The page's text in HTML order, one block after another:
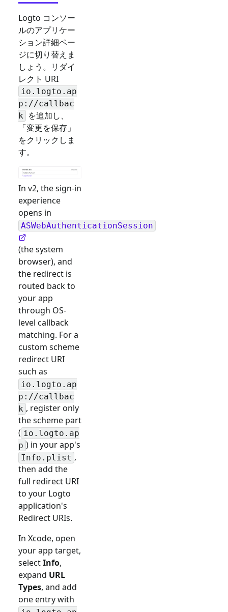
Logto コンソー
ルのアプリケー
ション詳細ペー
ジに切り替えま
しょう。リダイ
レクト URI
io.logto.ap
p://callbac
k を追加し、
「変更を保存」
をクリックしま
す。
In v2, the sign-in
experience
opens in
ASWebAuthenticationSession
(the system
browser), and
the redirect is
routed back to
your app
through OS-
level callback
matching. For a
custom scheme
redirect URI
such as
io.logto.ap
p://callbac
k , register only
the scheme part
( io.logto.ap
p ) in your app's
Info.plist ,
then add the
full redirect URI
to your Logto
application's
Redirect URIs.
In Xcode, open
your app target,
selectInfo,
expand URL
Types, and add
one entry with